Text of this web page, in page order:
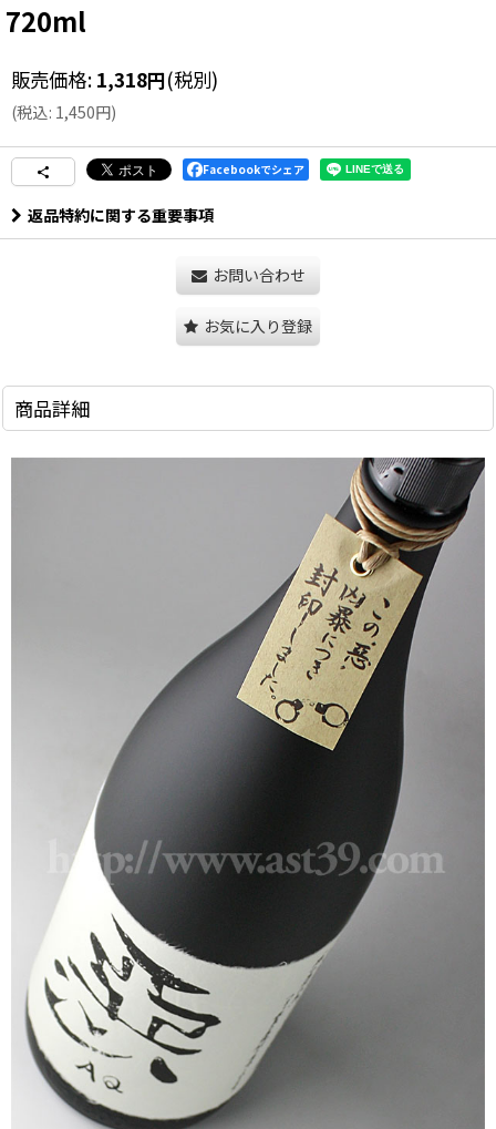
720ml
販売価格: 1,318円(税別)
(税込: 1,450円)
Facebookでシェア
返品特約に関する重要事項
お問い合わせ
お気に入り登録
商品詳細